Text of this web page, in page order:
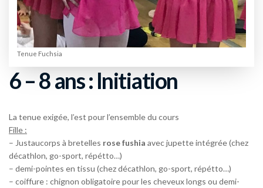
Tenue Fuchsia
6 – 8 ans : Initiation
La tenue exigée, l’est pour l’ensemble du cours
Fille :
– Justaucorps à bretelles rosefushia avec jupette intégrée (chez
décathlon, go-sport, répétto…)
– demi-pointes en tissu (chez décathlon, go-sport, répétto…)
– coiffure : chignon obligatoire pour les cheveux longs ou demi-